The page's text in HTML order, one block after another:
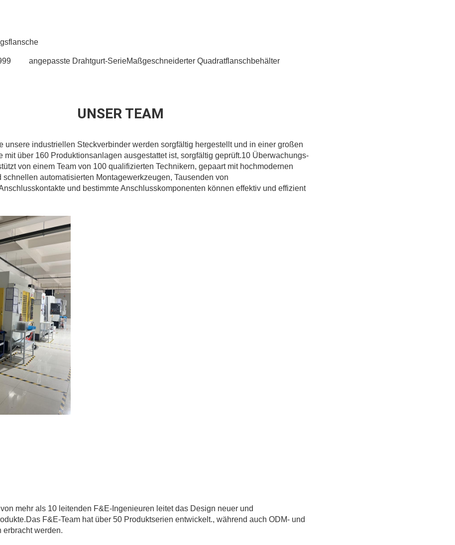
angepasste Drahtgurt-SerieMaßgeschneiderter Quadratflanschbehälter
UNSER TEAM
unsere industriellen Steckverbinder werden sorgfältig hergestellt und in einer großen
mit über 160 Produktionsanlagen ausgestattet ist, sorgfältig geprüft.10 Überwachungs-
von einem Team von 100 qualifizierten Technikern, gepaart mit hochmodernen
schnellen automatisierten Montagewerkzeugen, Tausenden von
und bestimmte Anschlusskomponenten können effektiv und effizient
mehr als 10 leitenden F&E-Ingenieuren leitet das Design neuer und
F&E-Team hat über 50 Produktserien entwickelt., während auch ODM- und
erbracht werden.